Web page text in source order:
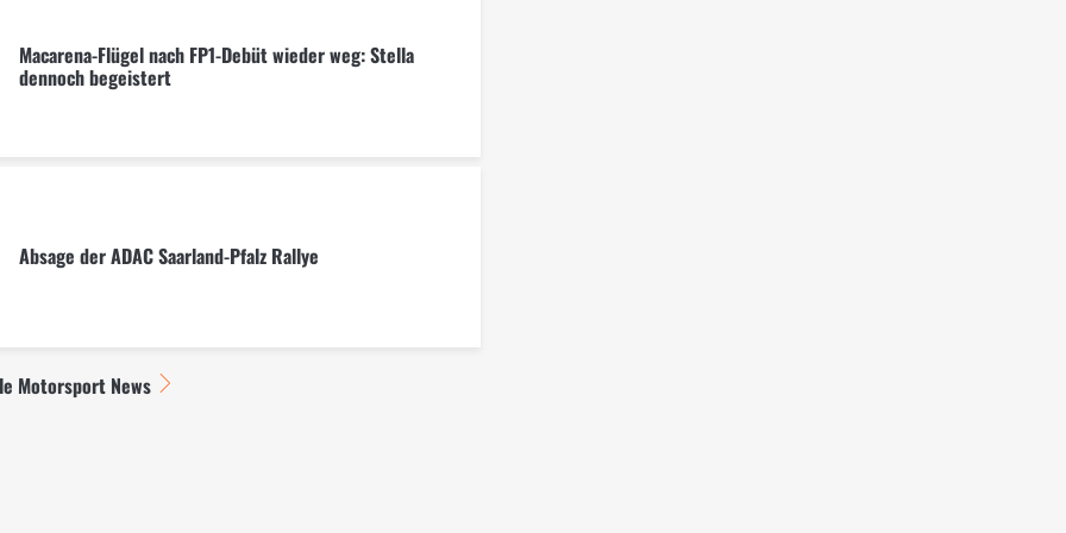
Macarena-Flügel nach FP1-Debüt wieder weg: Stella
dennoch begeistert
Absage der ADAC Saarland-Pfalz Rallye
Motorsport News